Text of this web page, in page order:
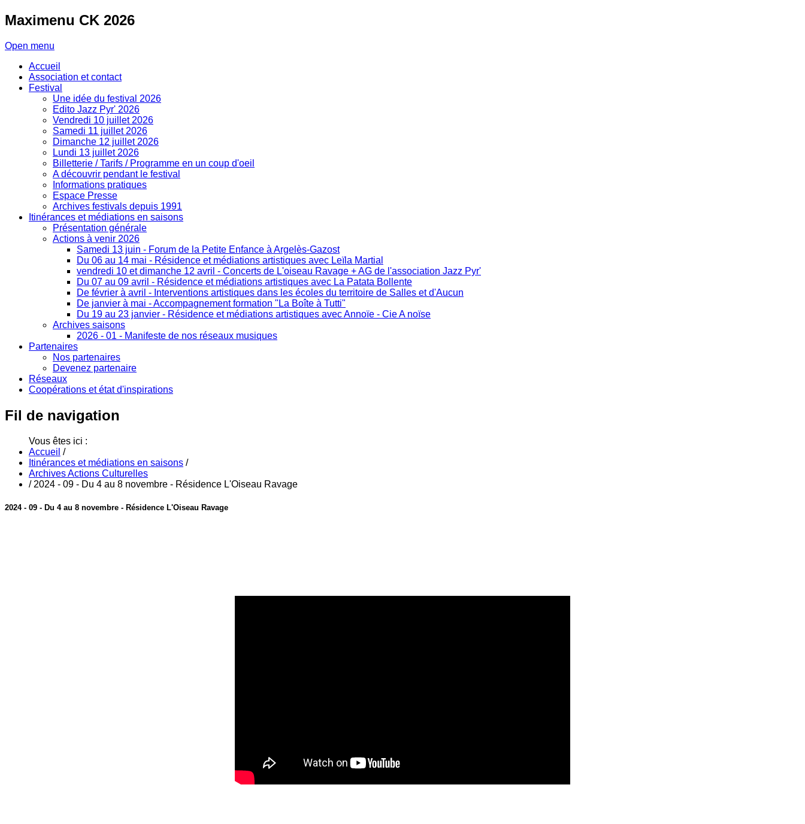
Maximenu CK 2026
Open menu
Accueil
Association et contact
Festival
Une idée du festival 2026
Edito Jazz Pyr' 2026
Vendredi 10 juillet 2026
Samedi 11 juillet 2026
Dimanche 12 juillet 2026
Lundi 13 juillet 2026
Billetterie / Tarifs / Programme en un coup d'oeil
A découvrir pendant le festival
Informations pratiques
Espace Presse
Archives festivals depuis 1991
Itinérances et médiations en saisons
Présentation générale
Actions à venir 2026
Samedi 13 juin - Forum de la Petite Enfance à Argelès-Gazost
Du 06 au 14 mai - Résidence et médiations artistiques avec Leïla Martial
vendredi 10 et dimanche 12 avril - Concerts de L'oiseau Ravage + AG de l'association Jazz Pyr'
Du 07 au 09 avril - Résidence et médiations artistiques avec La Patata Bollente
De février à avril - Interventions artistiques dans les écoles du territoire de Salles et d'Aucun
De janvier à mai - Accompagnement formation "La Boîte à Tutti"
Du 19 au 23 janvier - Résidence et médiations artistiques avec Annoïe - Cie A noïse
Archives saisons
2026 - 01 - Manifeste de nos réseaux musiques
Partenaires
Nos partenaires
Devenez partenaire
Réseaux
Coopérations et état d'inspirations
Fil de navigation
Vous êtes ici :
Accueil /
Itinérances et médiations en saisons /
Archives Actions Culturelles
/ 2024 - 09 - Du 4 au 8 novembre - Résidence L'Oiseau Ravage
2024 - 09 - Du 4 au 8 novembre - Résidence L'Oiseau Ravage